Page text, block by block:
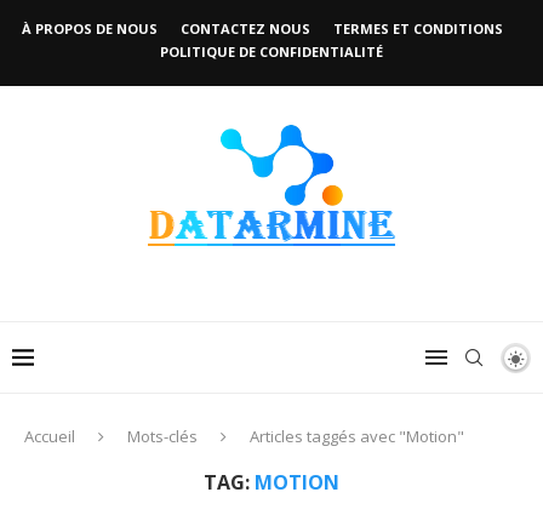
À PROPOS DE NOUS CONTACTEZ NOUS
TERMES ET CONDITIONS
POLITIQUE DE CONFIDENTIALITÉ
Accueil Mots-clés Articles taggés avec "Motion"
TAG: MOTION